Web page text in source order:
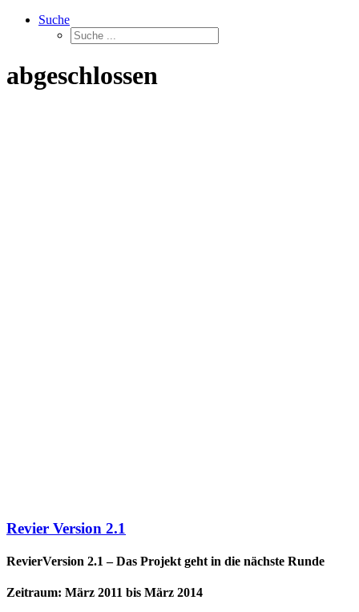
Suche
abgeschlossen
Revier Version 2.1
RevierVersion 2.1 – Das Projekt geht in die nächste Runde
Zeitraum: März 2011 bis März 2014